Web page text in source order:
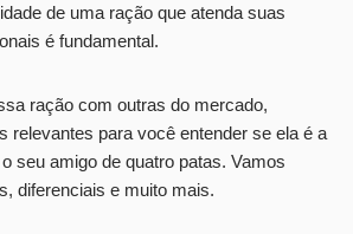
de uma ração que atenda suas
é fundamental.
ração com outras do mercado,
relevantes para você entender se ela é a
seu amigo de quatro patas. Vamos
diferenciais e muito mais.